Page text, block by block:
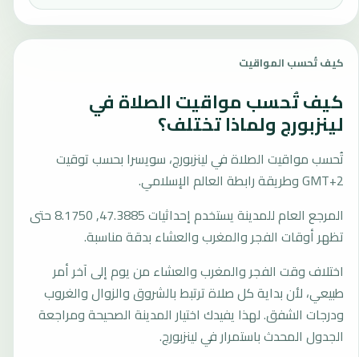
كيف تُحسب المواقيت
كيف تُحسب مواقيت الصلاة في
لينزبورج ولماذا تختلف؟
تُحسب مواقيت الصلاة في لينزبورج، سويسرا بحسب توقيت
GMT+2 وطريقة رابطة العالم الإسلامي.
المرجع العام للمدينة يستخدم إحداثيات 47.3885, 8.1750 حتى
تظهر أوقات الفجر والمغرب والعشاء بدقة مناسبة.
اختلاف وقت الفجر والمغرب والعشاء من يوم إلى آخر أمر
طبيعي، لأن بداية كل صلاة ترتبط بالشروق والزوال والغروب
ودرجات الشفق. لهذا يفيدك اختيار المدينة الصحيحة ومراجعة
الجدول المحدث باستمرار في لينزبورج.